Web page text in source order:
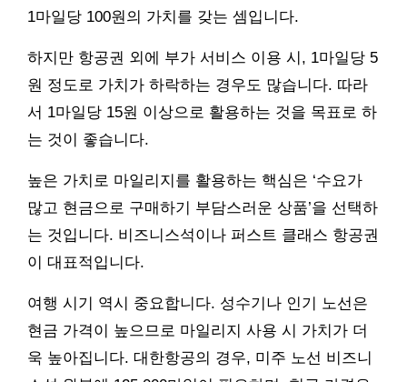
1마일당 100원의 가치를 갖는 셈입니다.
하지만 항공권 외에 부가 서비스 이용 시, 1마일당 5
원 정도로 가치가 하락하는 경우도 많습니다. 따라
서 1마일당 15원 이상으로 활용하는 것을 목표로 하
는 것이 좋습니다.
높은 가치로 마일리지를 활용하는 핵심은 ‘수요가
많고 현금으로 구매하기 부담스러운 상품’을 선택하
는 것입니다. 비즈니스석이나 퍼스트 클래스 항공권
이 대표적입니다.
여행 시기 역시 중요합니다. 성수기나 인기 노선은
현금 가격이 높으므로 마일리지 사용 시 가치가 더
욱 높아집니다. 대한항공의 경우, 미주 노선 비즈니